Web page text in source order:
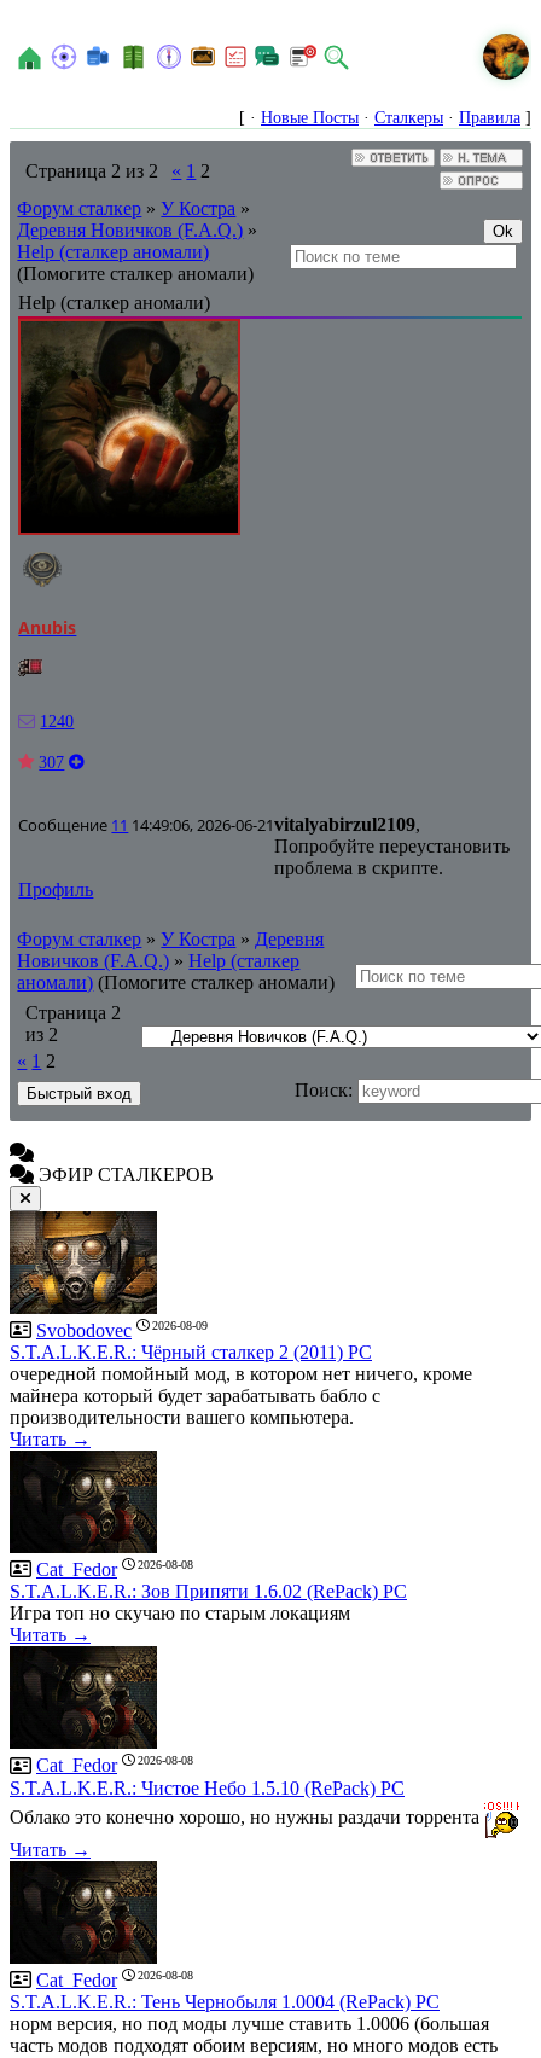
N
[ · Новые Посты · Сталкеры · Правила ]
Страница 2 из 2 « 1 2
Форум сталкер » У Костра »
Деревня Новичков (F.A.Q.) »
Help (сталкер аномали)
(Помогите сталкер аномали)
Help (сталкер аномали)
Anubis
1240
307
Сообщение 11 14:49:06, 2026-06-21vitalyabirzul2109,
Попробуйте переустановить
проблема в скрипте.
Профиль
Форум сталкер » У Костра » Деревня
Новичков (F.A.Q.) » Help (сталкер
аномали) (Помогите сталкер аномали)
Страница 2
из 2
« 1 2
Поиск:
ЭФИР СТАЛКЕРОВ
Svobodovec 2026-08-09
S.T.A.L.K.E.R.: Чёрный сталкер 2 (2011) PC
очередной помойный мод, в котором нет ничего, кроме
майнера который будет зарабатывать бабло с
производительности вашего компьютера.
Читать →
Cat_Fedor 2026-08-08
S.T.A.L.K.E.R.: Зов Припяти 1.6.02 (RePack) PC
Игра топ но скучаю по старым локациям
Читать →
Cat_Fedor 2026-08-08
S.T.A.L.K.E.R.: Чистое Небо 1.5.10 (RePack) PC
Облако это конечно хорошо, но нужны раздачи торрента
Читать →
Cat_Fedor 2026-08-08
S.T.A.L.K.E.R.: Тень Чернобыля 1.0004 (RePack) PC
норм версия, но под моды лучше ставить 1.0006 (большая
часть модов подходят обоим версиям, но много модов есть